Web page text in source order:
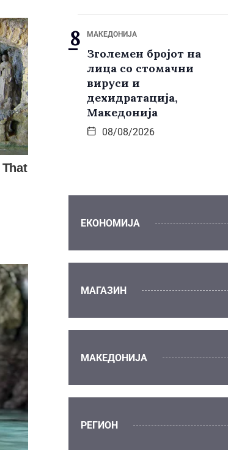
МАКЕДОНИЈА
Зголемен бројот на
лица со стомачни
вируси и
дехидратација,
Македонија
08/08/2026
ЕКОНОМИЈА
МАГАЗИН
МАКЕДОНИЈА
РЕГИОН